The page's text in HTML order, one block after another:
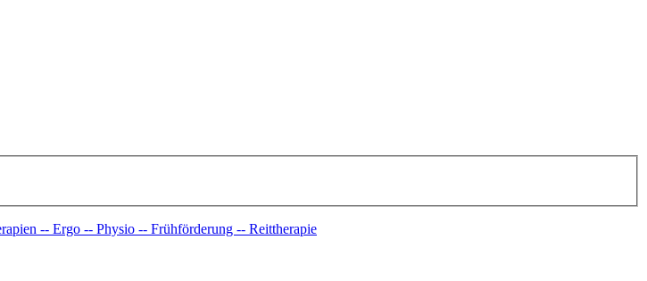
-- Ergo -- Physio -- Frühförderung -- Reittherapie